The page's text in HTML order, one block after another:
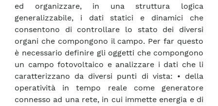
ed organizzare, in una struttura logica
generalizzabile, i dati statici e dinamici che
consentono di controllare lo stato dei diversi
organi che compongono il campo. Per far questo
è necessario definire gli oggetti che compongono
un campo fotovoltaico e analizzare i dati che li
caratterizzano da diversi punti di vista: • della
operatività in tempo reale come generatore
connesso ad una rete, in cui immette energia e di